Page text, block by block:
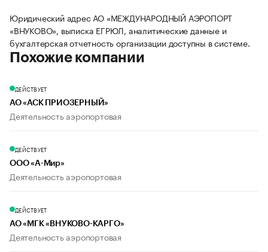
Юридический адрес АО «МЕЖДУНАРОДНЫЙ АЭРОПОРТ
«ВНУКОВО», выписка ЕГРЮЛ, аналитические данные и
бухгалтерская отчетность организации доступны в системе.
Похожие компании
ДЕЙСТВУЕТ
АО «АСК ПРИОЗЕРНЫЙ»
Деятельность аэропортовая
ДЕЙСТВУЕТ
ООО «А-Мир»
Деятельность аэропортовая
ДЕЙСТВУЕТ
АО «МГК «ВНУКОВО-КАРГО»
Деятельность аэропортовая